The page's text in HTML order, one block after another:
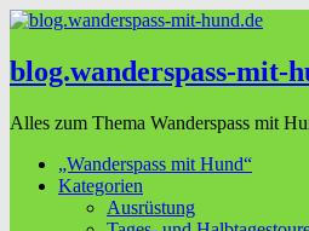
blog.wanderspass-mit-
Alles zum Thema Wanderspass mit
„Wanderspass mit Hund“
Kategorien
Ausrüstung